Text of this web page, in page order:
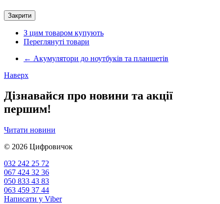
Закрити
З цим товаром купують
Переглянуті товари
← Акумулятори до ноутбуків та планшетів
Наверх
Дізнавайся про новини та акції
першим!
Читати новини
© 2026 Цифровичок
032 242 25 72
067 424 32 36
050 833 43 83
063 459 37 44
Написати у Viber